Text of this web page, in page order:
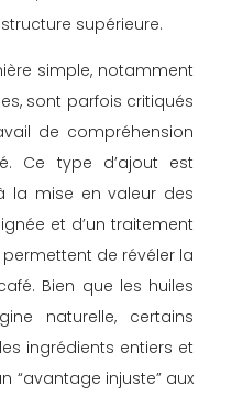
supérieure.
simple, notamment
sont parfois critiqués
de compréhension
Ce type d’ajout est
la mise en valeur des
et d’un traitement
de révéler la
Bien que les huiles
naturelle, certains
ingrédients entiers et
“avantage injuste” aux